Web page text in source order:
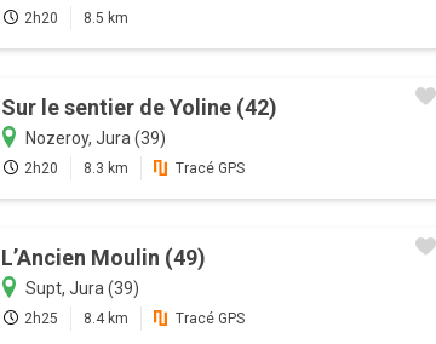
2h20 8.5 km
Sur le sentier de Yoline (42)
Nozeroy, Jura (39)
2h20 8.3 km Tracé GPS
L’Ancien Moulin (49)
Supt, Jura (39)
2h25 8.4 km Tracé GPS